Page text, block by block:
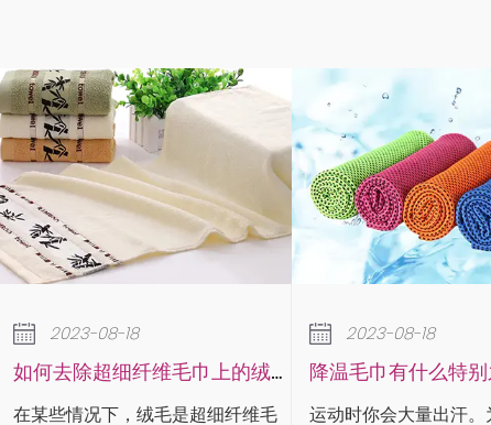
如何去除超细纤维毛巾上的绒毛？
维毛
2023-08-18
降温毛巾有什么特别之处？
运动时你会大量出汗。为了防止汗
2023-08-18
沙滩巾的用
1、沙滩巾有什么用：